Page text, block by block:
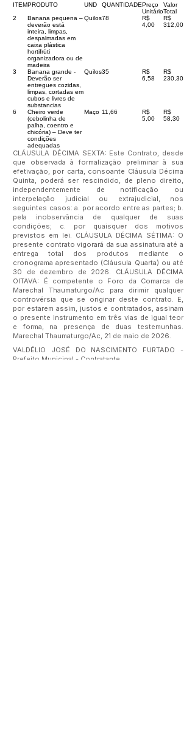
ITEMPRODUTO UND QUANTIDADEPreço
Unitário
Valor
Total
2
Banana pequena –
deverão está
inteira, limpas,
despalmadas em
caixa plástica
hortifrúti
organizadora ou de
madeira
Quilos78
R$
4,00
R$
312,00
3
Banana grande -
Deverão ser
entregues cozidas,
limpas, cortadas em
cubos e livres de
substancias
Quilos35
R$
6,58
R$
230,30
6
Cheiro verde
(cebolinha de
palha, coentro e
chicória) – Deve ter
condições
adequadas
Maço 11,66
R$
5,00
R$
58,30
CLÁUSULA DÉCIMA SEXTA: Este Contrato, desde
que observada à formalização preliminar à sua
efetivação, por carta, consoante Cláusula Décima
Quinta, poderá ser rescindido, de pleno direito,
independentemente de notificação ou
interpelação judicial ou extrajudicial, nos
seguintes casos: a. por acordo entre as partes; b.
pela inobservância de qualquer de suas
condições; c. por quaisquer dos motivos
previstos em lei. CLÁUSULA DÉCIMA SÉTIMA: O
presente contrato vigorará da sua assinatura até a
entrega total dos produtos mediante o
cronograma apresentado (Cláusula Quarta) ou até
30 de dezembro de 2026. CLÁUSULA DÉCIMA
OITAVA: É competente o Foro da Comarca de
Marechal Thaumaturgo/Ac para dirimir qualquer
controvérsia que se originar deste contrato. E,
por estarem assim, justos e contratados, assinam
o presente instrumento em três vias de igual teor
e forma, na presença de duas testemunhas.
Marechal Thaumaturgo/Ac, 21 de maio de 2026.
VALDÉLIO JOSÉ DO NASCIMENTO FURTADO -
Prefeito Municipal - Contratante